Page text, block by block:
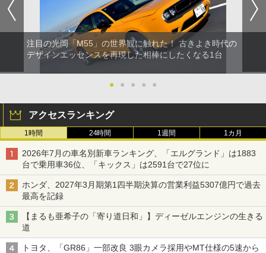
注目の光岡「M55」の世界観に触れた！ 古きよき時代の
デザインエッセンスを再現した相棒にしたくなる1台
● ● ● ● ●
アクセスランキング
1時間 24時間 1週間 1カ月
2026年7月の車名別新車ランキング、「エルグランド」は1883
台で乗用車36位、「キックス」は2591台で27位に
ホンダ、2027年3月期第1四半期決算の営業利益5307億円で過去
最高を記録
【まるも亜希子の「寄り道日和」】ディーゼルエンジンの生きる
道
トヨタ、「GR86」一部改良 3眼カメラ採用やMT仕様の5速から